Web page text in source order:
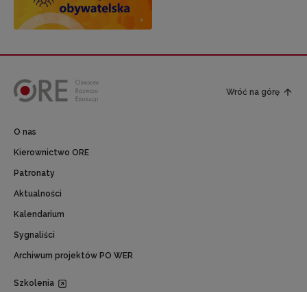
Wróć na górę
O nas
Kierownictwo ORE
Patronaty
Aktualności
Kalendarium
Sygnaliści
Archiwum projektów PO WER
Szkolenia